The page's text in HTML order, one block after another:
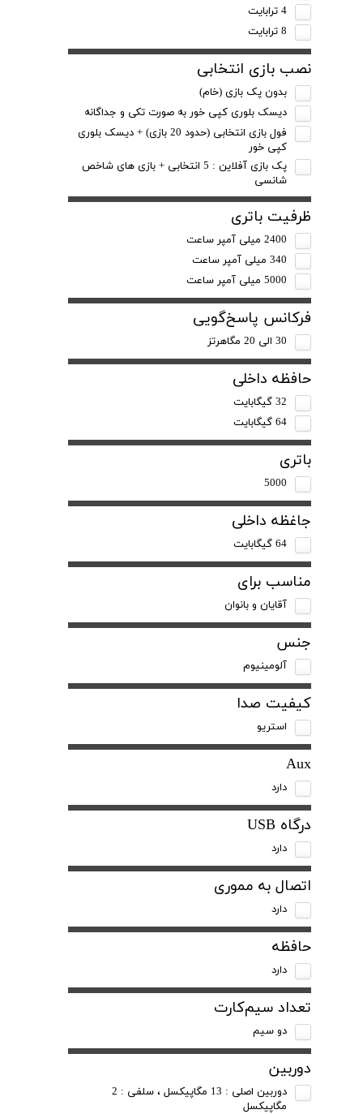
4 ترابایت
8 ترابایت
نصب بازی انتخابی
بدون پک بازی (خام)
دیسک بلوری کپی خور به صورت تکی و جداگانه
فول بازی انتخابی (حدود 20 بازی) + دیسک بلوری
کپی خور
پک بازی آفلاین : 5 انتخابی + بازی های شاخص
شانسی
ظرفیت باتری
2400 میلی آمپر ساعت
340 میلی آمپر ساعت
5000 میلی آمپر ساعت
فرکانس پاسخ‌گویی
30 الی 20 مگاهرتز
حافظه داخلی
32 گیگابایت
64 گیگابایت
باتری
5000
جاغظه داخلی
64 گیگابایت
مناسب برای
آقایان و بانوان
جنس
آلومینیوم
کیفیت صدا
استریو
Aux
دارد
درگاه USB
دارد
اتصال به مموری
دارد
حافظه
دارد
تعداد سیم‌کارت
دو سیم
دوربین
دوربین اصلی : 13 مگاپیکسل ، سلفی : 2
مگاپیکسل